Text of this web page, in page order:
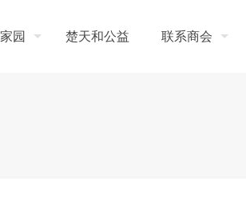
园 楚天和公益 联系商会